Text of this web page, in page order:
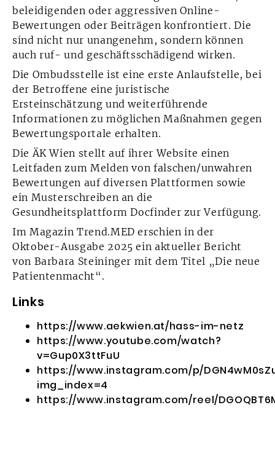
beleidigenden oder aggressiven Online-
Bewertungen oder Beiträgen konfrontiert. Die
sind nicht nur unangenehm, sondern können
auch ruf- und geschäftsschädigend wirken.
Die Ombudsstelle ist eine erste Anlaufstelle, bei
der Betroffene eine juristische
Ersteinschätzung und weiterführende
Informationen zu möglichen Maßnahmen gegen
Bewertungsportale erhalten.
Die ÄK Wien stellt auf ihrer Website einen
Leitfaden zum Melden von falschen/unwahren
Bewertungen auf diversen Plattformen sowie
ein Musterschreiben an die
Gesundheitsplattform Docfinder zur Verfügung.
Im Magazin Trend.MED erschien in der
Oktober-Ausgabe 2025 ein aktueller Bericht
von Barbara Steininger mit dem Titel „Die neue
Patientenmacht“.
Links
https://www.aekwien.at/hass-im-netz
https://www.youtube.com/watch?
v=Gup0X3ttFuU
https://www.instagram.com/p/
img_index=4
https://www.instagram.com/reel/